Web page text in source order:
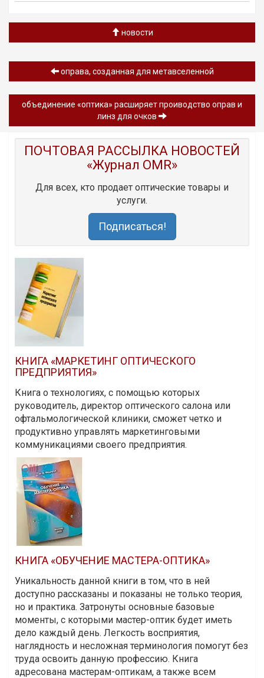
новости
оправа, созданная для метавселенной
объединение «оптика» расширяет проиводство оправ и
линз для очков
ПОЧТОВАЯ РАССЫЛКА НОВОСТЕЙ
«Журнал OMR»
Для всех, кто продает оптические товары и
услуги.
Подписаться!
КНИГА «МАРКЕТИНГ ОПТИЧЕСКОГО
ПРЕДПРИЯТИЯ»
Книга о технологиях, с помощью которых
руководитель, директор оптического салона или
офтальмологической клиники, сможет четко и
продуктивно управлять маркетинговыми
коммуникациями своего предприятия.
КНИГА «ОБУЧЕНИЕ МАСТЕРА-ОПТИКА»
Уникальность данной книги в том, что в ней
доступно рассказаны и показаны не только теория,
но и практика. Затронуты основные базовые
моменты, с которыми мастер-оптик будет иметь
дело каждый день. Легкость восприятия,
наглядность и несложная терминология помогут без
труда освоить данную профессию. Книга
адресована мастерам-оптикам, а также всем